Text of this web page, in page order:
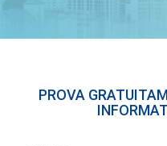
PROVA